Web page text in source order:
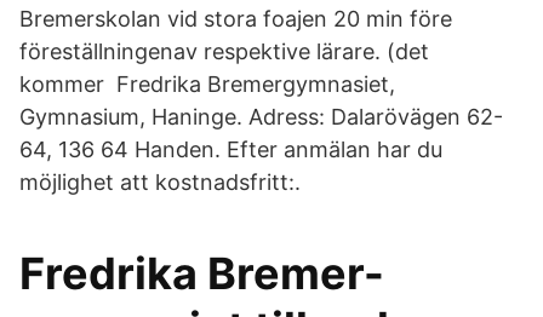
Bremerskolan vid stora foajen 20 min före
föreställningenav respektive lärare. (det
kommer Fredrika Bremergymnasiet,
Gymnasium, Haninge. Adress: Dalarövägen 62-
64, 136 64 Handen. Efter anmälan har du
möjlighet att kostnadsfritt:.
Fredrika Bremer-